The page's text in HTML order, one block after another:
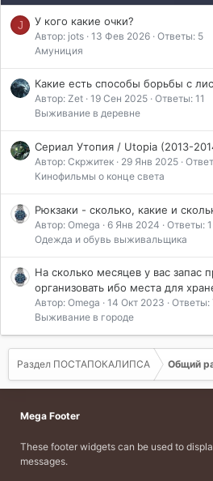
J У кого какие очки?
Автор: jots 13 Фев 2026 Ответы: 5
Амуниция
Какие есть способы борьбы с
Автор: Zet 19 Сен 2025 Ответы: 11
Выживание в деревне
Сериал Утопия / Utopia (2013-
Автор: Скржитек 29 Янв 2025
Кинофильмы о конце света
Рюкзаки - сколько, какие и
Автор: Omega 6 Янв 2024
Ответы: 1
Одежда и обувь выживальщика
На сколько месяцев у вас запас
организовать ибо места для
Автор: Omega 14 Окт 2023
Ответы:
Выживание в городе
Раздел ПОСТАПОКАЛИПСА Общий
Mega Footer
These footer widgets can be used to
messages.